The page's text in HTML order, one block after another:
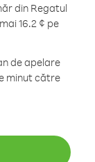
din Regatul
16.2 ¢ pe
de apelare
minut către